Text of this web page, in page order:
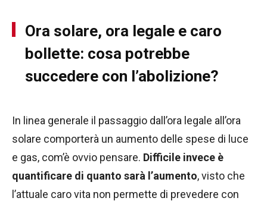
Ora solare, ora legale e caro
bollette: cosa potrebbe
succedere con l’abolizione?
In linea generale il passaggio dall’ora legale all’ora
solare comporterà un aumento delle spese di luce
e gas, com’è ovvio pensare. Difficile invece è
quantificare di quanto sarà l’aumento, visto che
l’attuale caro vita non permette di prevedere con